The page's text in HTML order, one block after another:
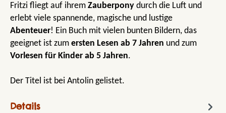
Fritzi fliegt auf ihrem Zauberpony durch die Luft und
erlebt viele spannende, magische und lustige
Abenteuer! Ein Buch mit vielen bunten Bildern, das
geeignet ist zum ersten Lesen ab 7 Jahren und zum
Vorlesen für Kinder ab 5 Jahren.
Der Titel ist bei Antolin gelistet.
Details